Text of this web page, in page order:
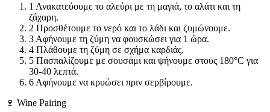
1 Ανακατεύουμε το αλεύρι με τη μαγιά, το αλάτι και τη
ζάχαρη.
2 Προσθέτουμε το νερό και το λάδι και ζυμώνουμε.
3 Αφήνουμε τη ζύμη να φουσκώσει για 1 ώρα.
4 Πλάθουμε τη ζύμη σε σχήμα καρδιάς.
5 Πασπαλίζουμε με σουσάμι και ψήνουμε στους 180°C για
30-40 λεπτά.
6 Αφήνουμε να κρυώσει πριν σερβίρουμε.
🍷 Wine Pairing